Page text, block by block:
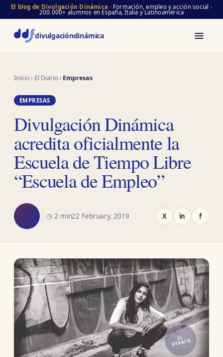
El blog de Divulgación Dinámica · Formación, empleo y acción social ·
200.000+ alumnos en España, Italia y Latinoamérica
divulgacióndinámica
Inicio› El Diario› Empresas
EMPRESAS
Divulgación Dinámica
acredita oficialmente la
Escuela de Tiempo Libre
“Escuela de Empleo”
◷ 2 min22 February, 2019 X in f
EL
DIARIO